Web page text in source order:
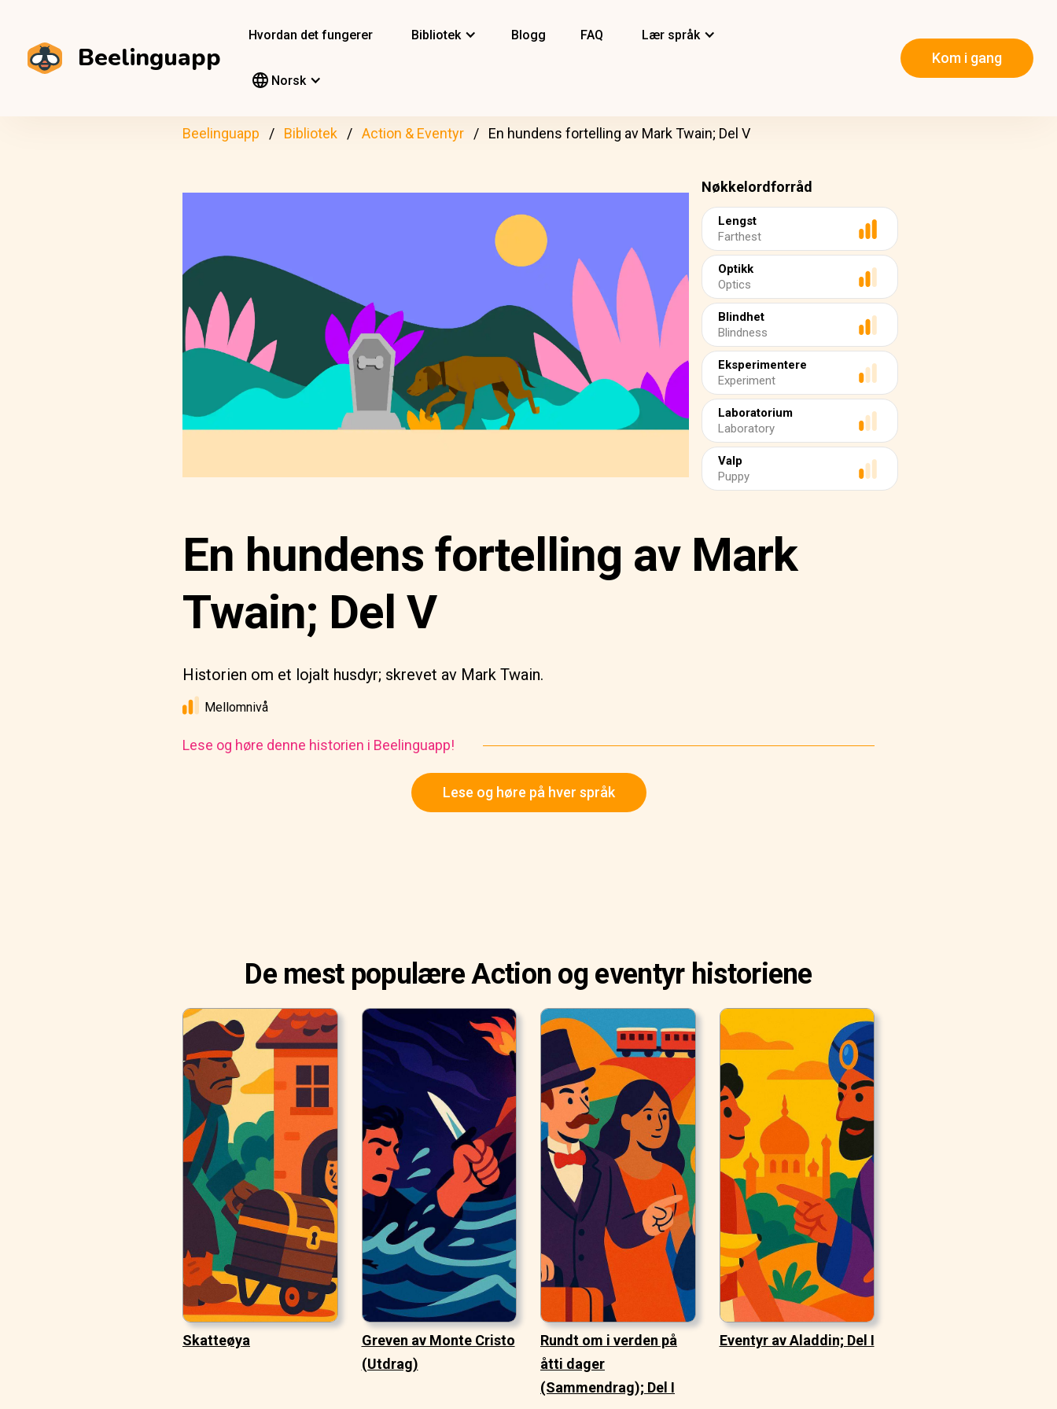
Beelinguapp
Hvordan det fungerer Bibliotek Blogg FAQ Lær språk
Norsk
Kom i gang
Beelinguapp Bibliotek Action & Eventyr En hundens fortelling av Mark Twain; Del V
Nøkkelordforråd
Lengst
Farthest
Optikk
Optics
Blindhet
Blindness
Eksperimentere
Experiment
Laboratorium
Laboratory
Valp
Puppy
En hundens fortelling av Mark
Twain; Del V
Historien om et lojalt husdyr; skrevet av Mark Twain.
Mellomnivå
Lese og høre denne historien i Beelinguapp!
Lese og høre på hver språk
De mest populære Action og eventyr historiene
Skatteøya
Greven av Monte Cristo
(Utdrag)
Rundt om i verden på
åtti dager
(Sammendrag); Del I
Eventyr av Aladdin; Del I